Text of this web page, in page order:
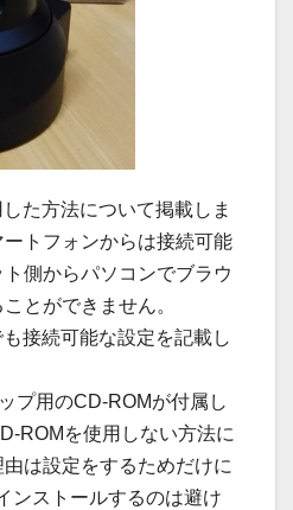
た方法について掲載しま
トフォンからは接続可能
側からパソコンでブラウ
とができません。
接続可能な設定を記載し
プ用のCD-ROMが付属し
ROMを使用しない方法に
は設定をするためだけに
ンストールするのは避け